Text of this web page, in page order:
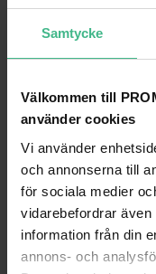
Samtycke
Välkommen till
använder cookies
Vi använder
och annonserna till
för sociala medier
vidarebefordrar
information från din
annons- och
338 kr
GÅ TILL